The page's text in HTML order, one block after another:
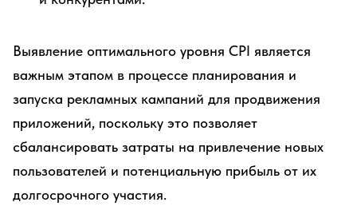
Выявление оптимального уровня CPI является
важным этапом в процессе планирования и
запуска рекламных кампаний для продвижения
приложений, поскольку это позволяет
сбалансировать затраты на привлечение новых
пользователей и потенциальную прибыль от их
долгосрочного участия.